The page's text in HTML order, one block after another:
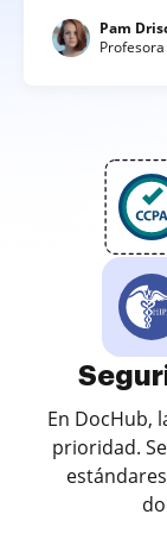
Pam
Profesora
En DocHub,
prioridad.